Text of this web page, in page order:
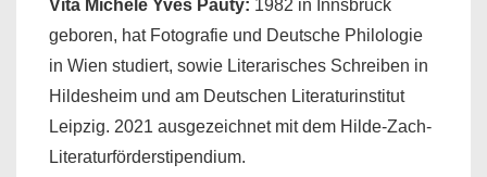
Vita Michèle Yves Pauty: 1982 in Innsbruck
geboren, hat Fotografie und Deutsche Philologie
in Wien studiert, sowie Literarisches Schreiben in
Hildesheim und am Deutschen Literaturinstitut
Leipzig. 2021 ausgezeichnet mit dem Hilde-Zach-
Literaturförderstipendium.